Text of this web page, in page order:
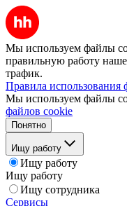
Мы используем файлы
правильную работу
трафик.
Правила использования
Мы используем файлы
файлов cookie
Понятно
Ищу работу
Ищу работу
Ищу работу
Ищу сотрудника
Сервисы